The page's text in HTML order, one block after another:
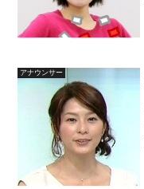
アナウンサー